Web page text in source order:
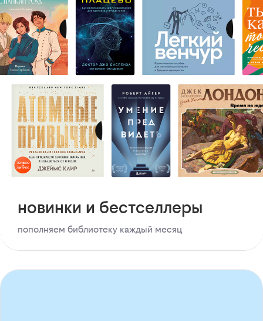
новинки и бестселлеры
пополняем библиотеку каждый месяц